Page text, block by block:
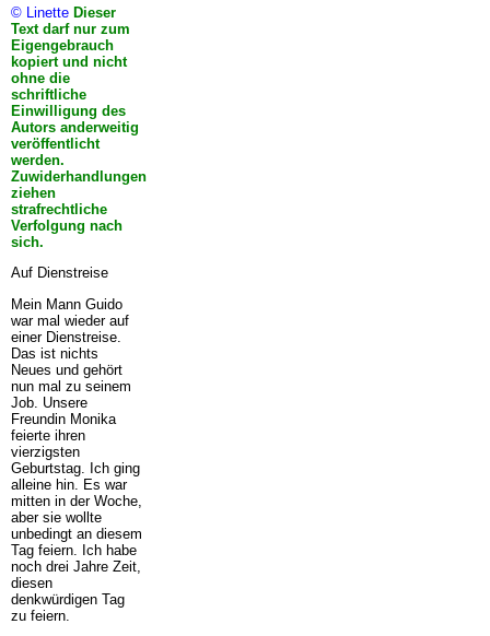
© Linette Dieser
Text darf nur zum
Eigengebrauch
kopiert und nicht
ohne die
schriftliche
Einwilligung des
Autors anderweitig
veröffentlicht
werden.
Zuwiderhandlungen
ziehen
strafrechtliche
Verfolgung nach
sich.
Auf Dienstreise
Mein Mann Guido
war mal wieder auf
einer Dienstreise.
Das ist nichts
Neues und gehört
nun mal zu seinem
Job. Unsere
Freundin Monika
feierte ihren
vierzigsten
Geburtstag. Ich ging
alleine hin. Es war
mitten in der Woche,
aber sie wollte
unbedingt an diesem
Tag feiern. Ich habe
noch drei Jahre Zeit,
diesen
denkwürdigen Tag
zu feiern.